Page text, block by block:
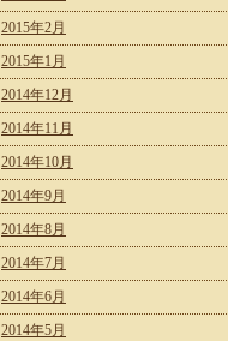
2015年2月
2015年1月
2014年12月
2014年11月
2014年10月
2014年9月
2014年8月
2014年7月
2014年6月
2014年5月